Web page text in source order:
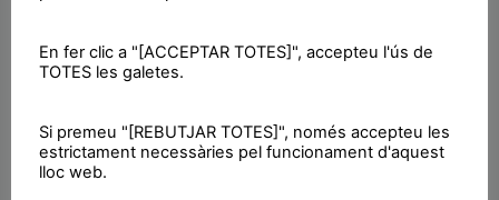
Font:Nova Ràdio Lloret
En fer clic a "[ACCEPTAR TOTES]", accepteu l'ús de
TOTES les galetes.
Si premeu "[REBUTJAR TOTES]", només accepteu les
estrictament necessàries pel funcionament d'aquest
lloc web.